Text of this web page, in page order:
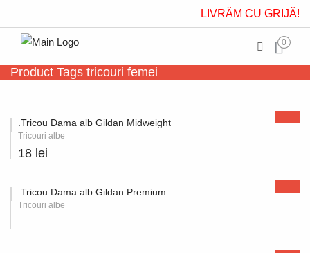
LIVRĂM CU GRIJĂ!
0
Product Tags tricouri femei
.Tricou Dama alb Gildan Midweight
Tricouri albe
18 lei
.Tricou Dama alb Gildan Premium
Tricouri albe